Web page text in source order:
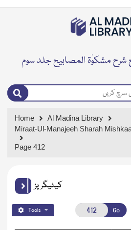
شرح مشکوٰۃ المصابیح جلد سوم
Home
Al Madina Library
Miraat-Ul-Manajeeh Sharah
Page 412
کیٹیگریز
Tools Go